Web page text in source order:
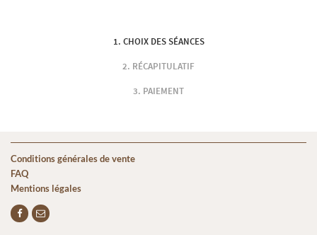
CHOIX DES SÉANCES
RÉCAPITULATIF
PAIEMENT
Conditions générales de vente
FAQ
Mentions légales